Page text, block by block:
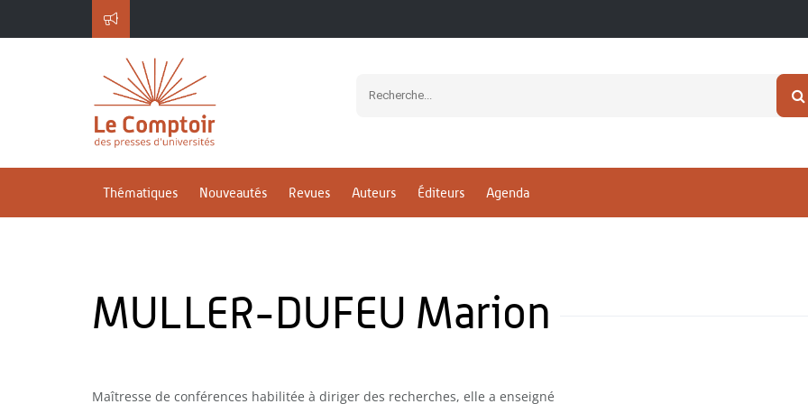
Thématiques Nouveautés Revues Auteurs Éditeurs Agenda
MULLER-DUFEU Marion
Maîtresse de conférences habilitée à diriger des recherches, elle a enseigné